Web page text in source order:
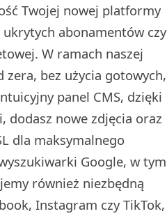
Twojej nowej platformy
abonamentów czy
W ramach naszej
bez użycia gotowych,
panel CMS, dzięki
dodasz nowe zdjęcia oraz
dla maksymalnego
Google, w tym
również niezbędną
Instagram czy TikTok,